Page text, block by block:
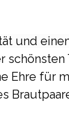
und
Ehre für